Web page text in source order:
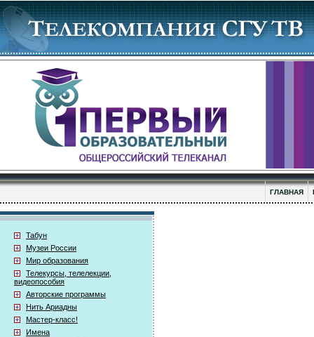
ГЛАВНАЯ
Табун
Музеи России
Мир образования
Телекурсы, телелекции,
видеопособия
Авторские программы
Нить Ариадны
Мастер-класс!
Имена